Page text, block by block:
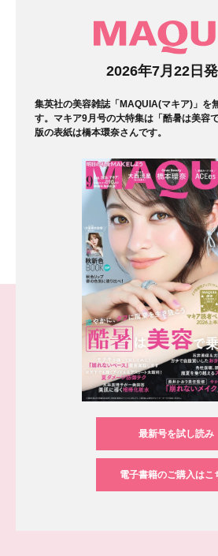
2026年7月22日
集英社の美容雑誌「MAQUIA(マキア)」を
す。マキア9月号の大特集は「酷暑は美容
版の表紙は橋本環奈さんです。
最新号を試し読み
電子書籍のご購入はこ